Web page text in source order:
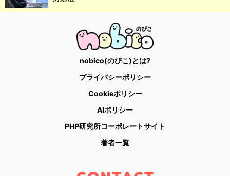
nobico(のびこ)とは?
プライバシーポリシー
Cookieポリシー
AIポリシー
PHP研究所コーポレートサイト
著者一覧